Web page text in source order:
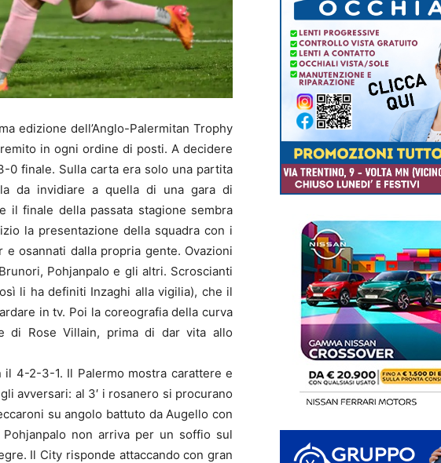
edizione dell’Anglo-Palermitan Trophy
in ogni ordine di posti. A decidere
0 finale. Sulla carta era solo una partita
da invidiare a quella di una gara di
il finale della passata stagione sembra
la presentazione della squadra con i
osannati dalla propria gente. Ovazioni
Pohjanpalo e gli altri. Scroscianti
li ha definiti Inzaghi alla vigilia), che il
in tv. Poi la coreografia della curva
di Rose Villain, prima di dar vita allo
4-2-3-1. Il Palermo mostra carattere e
avversari: al 3′ i rosanero si procurano
su angolo battuto da Augello con
non arriva per un soffio sul
Il City risponde attaccando con gran